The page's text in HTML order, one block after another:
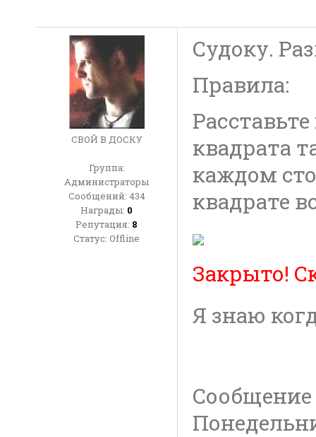
СВОЙ В ДОСКУ
Группа:
Администраторы
Сообщений: 434
Награды: 0
Репутация: 8
Статус: Offline
Судоку.
Правила:
квадрата
каждом
квадрате
Закрыто!
Я знаю